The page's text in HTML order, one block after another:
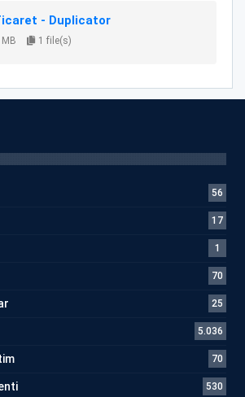
- Duplicator
1 file(s)
56
17
1
70
25
5.036
70
530